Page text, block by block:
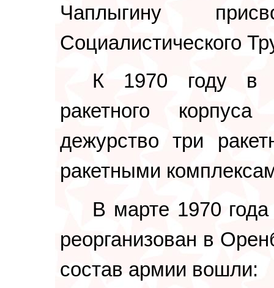
Чаплыгину
Социалистического
К 1970 году в
ракетного
дежурство три
ракетными
В марте 1970
реорганизован в
состав армии вошли: